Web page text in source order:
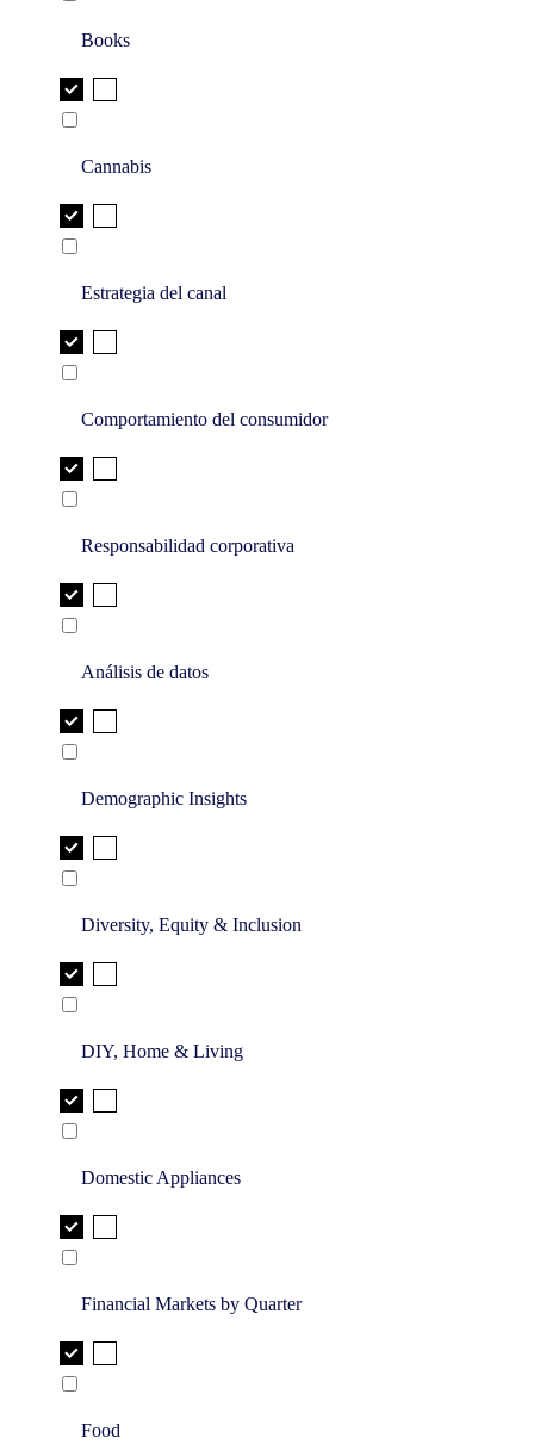
Books
Cannabis
Estrategia del canal
Comportamiento del consumidor
Responsabilidad corporativa
Análisis de datos
Demographic Insights
Diversity, Equity & Inclusion
DIY, Home & Living
Domestic Appliances
Financial Markets by Quarter
Food